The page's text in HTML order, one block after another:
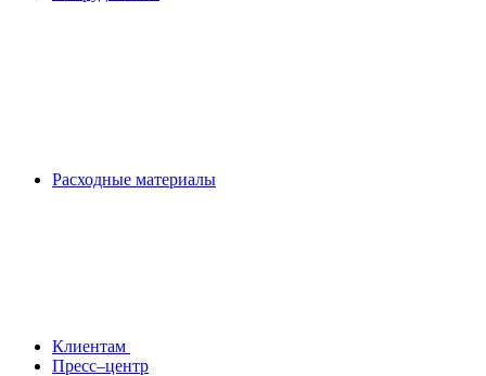
Расходные материалы
Клиентам
Пресс–центр